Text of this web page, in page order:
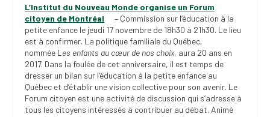
L’Institut du Nouveau Monde organise un Forum
citoyen de Montréal
– Commission sur l’éducation à la
petite enfance le jeudi 17 novembre de 18h30 à 21h30. Le lieu
est à confirmer. La politique familiale du Québec,
nommée Les enfants au cœur de nos choix, aura 20 ans en
2017. Dans la foulée de cet anniversaire, il est temps de
dresser un bilan sur l’éducation à la petite enfance au
Québec et d’établir une vision collective pour son avenir. Le
Forum citoyen est une activité de discussion qui s’adresse à
tous les citoyens intéressés à contribuer au débat. Animé